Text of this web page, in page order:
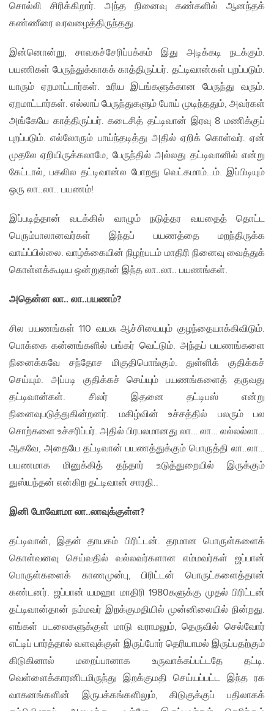
சொல்லி சிரிக்கிறார். அந்த நினைவு கண்களில் ஆனந்தக்
கண்ணீரை வரவழைத்திருந்தது.
இன்னொன்று, சாவகச்சேரிப்பக்கம் இது அடிக்கடி நடக்கும்.
பயணிகள் பேருந்துக்காகக் காத்திருப்பர். தட்டிவான்கள் புறப்படும்.
யாரும் ஏறமாட்டார்கள். உரிய இடங்களுக்கான பேருந்து வரும்.
ஏறமாட்டார்கள். எல்லாப் பேருந்துகளும் போய் முடிந்ததும், அவர்கள்
அங்கேயே காத்திருப்பர். கடைசித் தட்டிவான் இரவு 8 மணிக்குப்
புறப்படும். எல்லோரும் பாய்ந்தடித்து அதில் ஏறிக் கொள்வர். ஏன்
முதலே ஏறியிருக்கலாமே, பேருந்தில் அல்லது தட்டிவானில் என்று
கேட்டால், பகலில தட்டிவான்ல போறது வெட்கமாம்…ம். இப்பிடியும்
ஒரு லா..லா.. பயணம்!
இப்படித்தான் வடக்கில் வாழும் நடுத்தர வயதைத் தொட்ட
பெரும்பாலானவர்கள் இந்தப் பயணத்தை மறந்திருக்க
வாய்ப்பில்லை. வாழ்க்கையின் நிழற்படம் மாதிரி நினைவு வைத்துக்
கொள்ளக்கூடிய ஒன்றுதான் இந்த லா..லா.. பயணங்கள்.
அதென்ன லா.. லா..பயணம்?
சில பயணங்கள் 110 வயசு ஆச்சியையும் குழந்தையாக்கிவிடும்.
பொக்கை கன்னங்களில் பங்கர் வெட்டும். அந்தப் பயணங்களை
நினைக்கவே சந்தோச மிகுதிபொங்கும். துள்ளிக் குதிக்கச்
செய்யும். அப்படி குதிக்கச் செய்யும் பயணங்களைத் தருவது
தட்டிவான்கள். சிலர் இதனை தட்டிபஸ் என்று
நினைவுபடுத்துகின்றனர். மகிழ்வின் உச்சத்தில் பலரும் பல
சொற்களை உச்சரிப்பர். அதில் பிரபலமானது லா… லா… லல்லல்லா…
ஆகவே, அதையே தட்டிவான் பயணத்துக்கும் பொருத்தி லா..லா…
பயணமாக மினுக்கித் தந்தார் உடுத்துறையில் இருக்கும்
துஸ்யந்தன் என்கிற தட்டிவான் சாரதி..
இனி போவோமா லா..லாவுக்குள்ள?
தட்டிவான், இதன் தாயகம் பிரிட்டன். தரமான பொருள்களைக்
கொள்வனவு செய்வதில் வல்லவர்களான எம்மவர்கள் ஜப்பான்
பொருள்களைக் காணமுன்பு, பிரிட்டன் பொருட்களைத்தான்
கண்டனர். ஜப்பான் யமஹா மாதிரி 1980களுக்கு முதல் பிரிட்டன்
தட்டிவான்தான் நம்மவர் இறக்குமதியில் முன்னிலையில் நின்றது.
எங்கள் படலைகளுக்குள் மாடு வராமலும், தெருவில் செல்வோர்
எட்டிப் பார்த்தால் வளவுக்குள் இருப்போர் தெரியாமல் இருப்பதற்கும்
கிடுகினால் மறைப்பானாக உருவாக்கப்பட்டதே தட்டி.
வெள்ளைக்காரனிடமிருந்து இறக்குமதி செய்யப்பட்ட இந்த ரக
வாகனங்களின் இருபக்கங்களிலும், கிடுகுக்குப் பதிலாகக்